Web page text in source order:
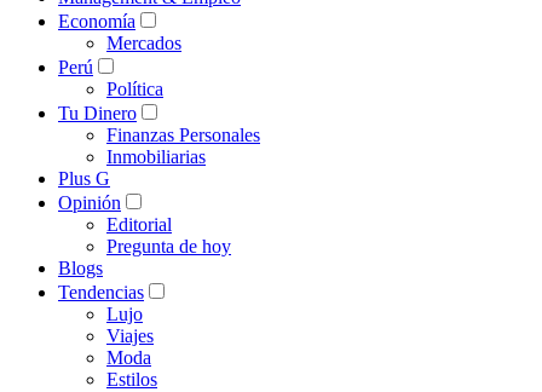
Economía
Mercados
Perú
Política
Tu Dinero
Finanzas Personales
Inmobiliarias
Plus G
Opinión
Editorial
Pregunta de hoy
Blogs
Tendencias
Lujo
Viajes
Moda
Estilos